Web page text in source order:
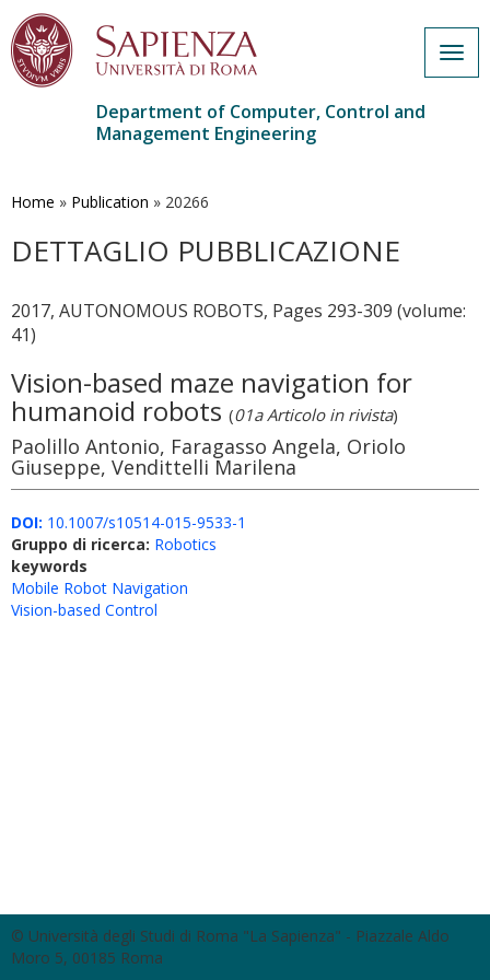
main
Department of Computer, Control and
Management Engineering
Home » Publication » 20266
DETTAGLIO PUBBLICAZIONE
2017, AUTONOMOUS ROBOTS, Pages 293-309 (volume:
41)
Vision-based maze navigation for
humanoid robots (01a Articolo in rivista)
Paolillo Antonio, Faragasso Angela, Oriolo
Giuseppe, Vendittelli Marilena
DOI: 10.1007/s10514-015-9533-1
Gruppo di ricerca: Robotics
keywords
Mobile Robot Navigation
Vision-based Control
© Università degli Studi di Roma "La Sapienza" - Piazzale Aldo
Moro 5, 00185 Roma